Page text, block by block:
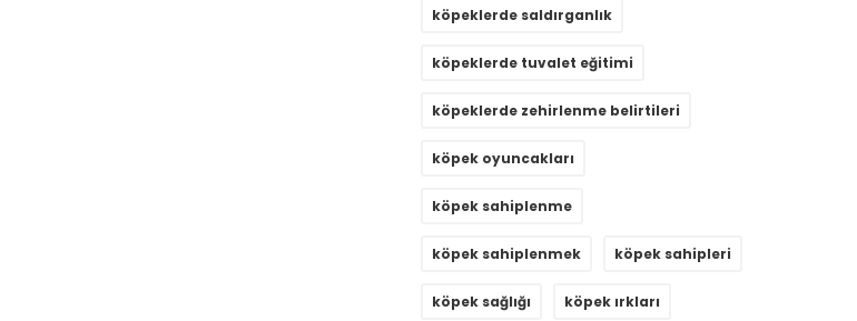
köpeklerde saldırganlık
köpeklerde tuvalet eğitimi
köpeklerde zehirlenme belirtileri
köpek oyuncakları
köpek sahiplenme
köpek sahiplenmek köpek sahipleri
köpek sağlığı köpek ırkları